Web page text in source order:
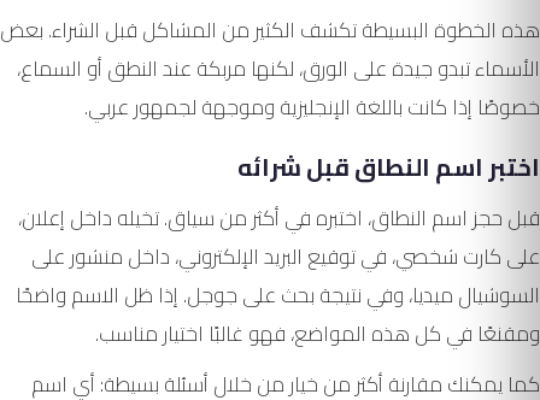
هذه الخطوة البسيطة تكشف الكثير من المشاكل قبل الشراء. بعض
الأسماء تبدو جيدة على الورق، لكنها مربكة عند النطق أو السماع،
خصوصًا إذا كانت باللغة الإنجليزية وموجهة لجمهور عربي.
اختبر اسم النطاق قبل شرائه
قبل حجز اسم النطاق، اختبره في أكثر من سياق. تخيله داخل إعلان،
على كارت شخصي، في توقيع البريد الإلكتروني، داخل منشور على
السوشيال ميديا، وفي نتيجة بحث على جوجل. إذا ظل الاسم واضحًا
ومقنعًا في كل هذه المواضع، فهو غالبًا اختيار مناسب.
كما يمكنك مقارنة أكثر من خيار من خلال أسئلة بسيطة: أي اسم